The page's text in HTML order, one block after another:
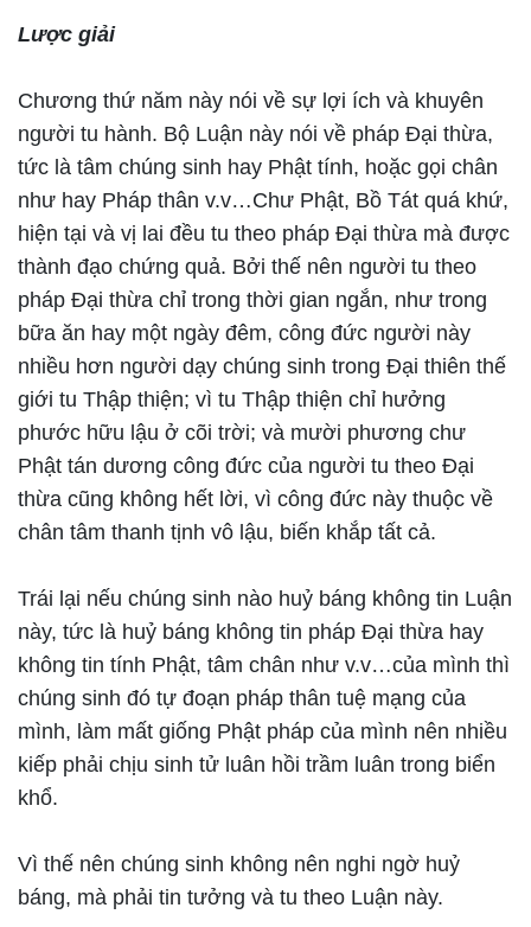
Lược giải
Chương thứ năm này nói về sự lợi ích và khuyên
người tu hành. Bộ Luận này nói về pháp Đại thừa,
tức là tâm chúng sinh hay Phật tính, hoặc gọi chân
như hay Pháp thân v.v…Chư Phật, Bồ Tát quá khứ,
hiện tại và vị lai đều tu theo pháp Đại thừa mà được
thành đạo chứng quả. Bởi thế nên người tu theo
pháp Đại thừa chỉ trong thời gian ngắn, như trong
bữa ăn hay một ngày đêm, công đức người này
nhiều hơn người dạy chúng sinh trong Đại thiên thế
giới tu Thập thiện; vì tu Thập thiện chỉ hưởng
phước hữu lậu ở cõi trời; và mười phương chư
Phật tán dương công đức của người tu theo Đại
thừa cũng không hết lời, vì công đức này thuộc về
chân tâm thanh tịnh vô lậu, biến khắp tất cả.
Trái lại nếu chúng sinh nào huỷ báng không tin Luận
này, tức là huỷ báng không tin pháp Đại thừa hay
không tin tính Phật, tâm chân như v.v…của mình thì
chúng sinh đó tự đoạn pháp thân tuệ mạng của
mình, làm mất giống Phật pháp của mình nên nhiều
kiếp phải chịu sinh tử luân hồi trầm luân trong biển
khổ.
Vì thế nên chúng sinh không nên nghi ngờ huỷ
báng, mà phải tin tưởng và tu theo Luận này.